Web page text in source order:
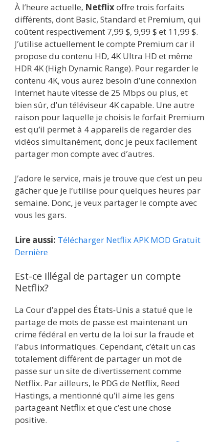
À l’heure actuelle, Netflixoffre trois forfaits
différents, dont Basic, Standard et Premium, qui
coûtent respectivement 7,99 $, 9,99 $ et 11,99 $.
J’utilise actuellement le compte Premium car il
propose du contenu HD, 4K Ultra HD et même
HDR 4K (High Dynamic Range). Pour regarder le
contenu 4K, vous aurez besoin d’une connexion
Internet haute vitesse de 25 Mbps ou plus, et
bien sûr, d’un téléviseur 4K capable. Une autre
raison pour laquelle je choisis le forfait Premium
est qu’il permet à 4 appareils de regarder des
vidéos simultanément, donc je peux facilement
partager mon compte avec d’autres.
J’adore le service, mais je trouve que c’est un peu
gâcher que je l’utilise pour quelques heures par
semaine. Donc, je veux partager le compte avec
vous les gars.
Lire aussi: Télécharger Netflix APK MOD Gratuit
Dernière
Est-ce illégal de partager un compte
Netflix?
La Cour d’appel des États-Unis a statué que le
partage de mots de passe est maintenant un
crime fédéral en vertu de la loi sur la fraude et
l’abus informatiques. Cependant, c’était un cas
totalement différent de partager un mot de
passe sur un site de divertissement comme
Netflix. Par ailleurs, le PDG de Netflix, Reed
Hastings, a mentionné qu’il aime les gens
partageant Netflix et que c’est une chose
positive.